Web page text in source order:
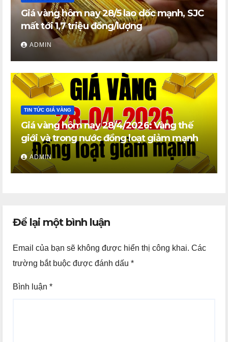
Giá vàng hôm nay 28/5 lao dốc mạnh, SJC
mất tới 1,7 triệu đồng/lượng
ADMIN
TIN TỨC GIÁ VÀNG
Giá vàng hôm nay 28/4/2026: Vàng thế
giới và trong nước đồng loạt giảm mạnh
ADMIN
Để lại một bình luận
Email của bạn sẽ không được hiển thị công khai. Các
trường bắt buộc được đánh dấu *
Bình luận *